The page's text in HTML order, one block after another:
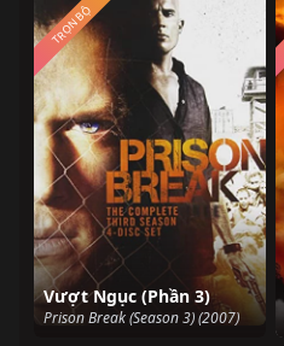
Vượt Ngục (Phần 3)
Prison Break (Season 3) (2007)
TRỌN BỘ